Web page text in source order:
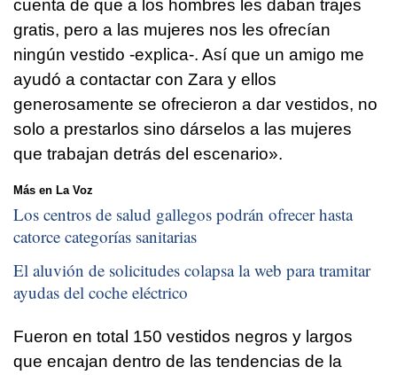
cuenta de que a los hombres les daban trajes
gratis, pero a las mujeres nos les ofrecían
ningún vestido -explica-. Así que un amigo me
ayudó a contactar con Zara y ellos
generosamente se ofrecieron a dar vestidos, no
solo a prestarlos sino dárselos a las mujeres
que trabajan detrás del escenario».
Más en La Voz
Los centros de salud gallegos podrán ofrecer hasta
catorce categorías sanitarias
El aluvión de solicitudes colapsa la web para tramitar
ayudas del coche eléctrico
Fueron en total 150 vestidos negros y largos
que encajan dentro de las tendencias de la